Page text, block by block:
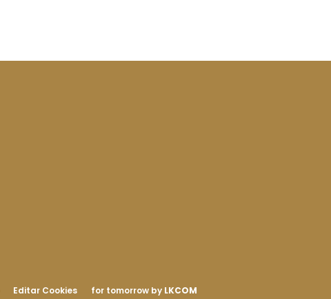
Editar Cookies for tomorrow by LKCOM